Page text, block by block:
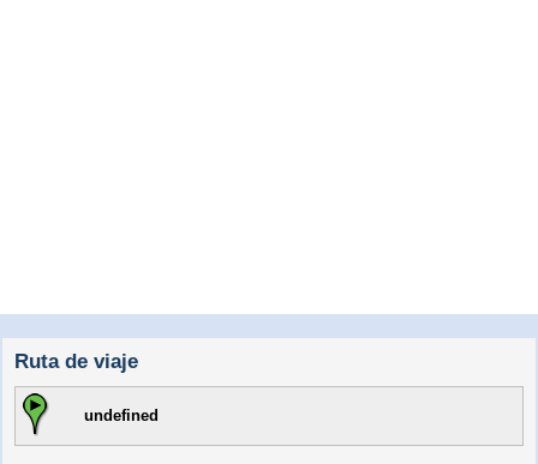
Ruta de viaje
undefined